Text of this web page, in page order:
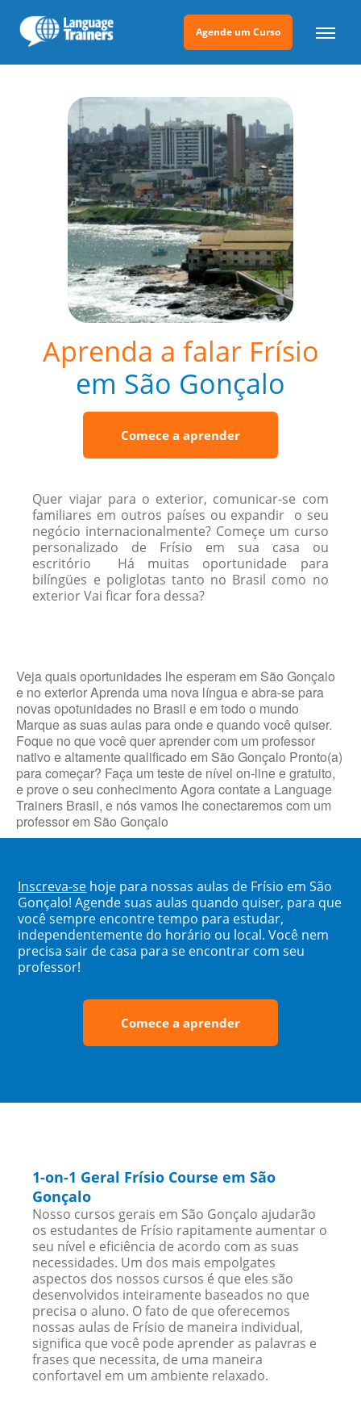
Agende um Curso
Aprenda a falar Frísio
em São Gonçalo
Comece a aprender
Quer viajar para o exterior, comunicar-se com
familiares em outros países ou expandir o seu
negócio internacionalmente? Começe um curso
personalizado de Frísio em sua casa ou
escritório Há muitas oportunidade para
bilíngües e poliglotas tanto no Brasil como no
exterior Vai ficar fora dessa?
Veja quais oportunidades lhe esperam em São Gonçalo
e no exterior Aprenda uma nova língua e abra-se para
novas opotunidades no Brasil e em todo o mundo
Marque as suas aulas para onde e quando você quiser.
Foque no que você quer aprender com um professor
nativo e altamente qualificado em São Gonçalo Pronto(a)
para começar? Faça um teste de nível on-line e gratuito,
e prove o seu conhecimento Agora contate a Language
Trainers Brasil, e nós vamos lhe conectaremos com um
professor em São Gonçalo
Inscreva-se hoje para nossas aulas de Frísio em São
Gonçalo! Agende suas aulas quando quiser, para que
você sempre encontre tempo para estudar,
independentemente do horário ou local. Você nem
precisa sair de casa para se encontrar com seu
professor!
Comece a aprender
1-on-1 Geral Frísio Course em São
Gonçalo
Nosso cursos gerais em São Gonçalo ajudarão
os estudantes de Frísio rapitamente aumentar o
seu nível e eficiência de acordo com as suas
necessidades. Um dos mais empolgates
aspectos dos nossos cursos é que eles são
desenvolvidos inteiramente baseados no que
precisa o aluno. O fato de que oferecemos
nossas aulas de Frísio de maneira individual,
significa que você pode aprender as palavras e
frases que necessita, de uma maneira
confortavel em um ambiente relaxado.